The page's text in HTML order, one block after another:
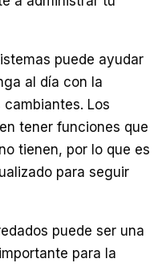
puede ayudar
al día con la
Los
tener funciones que
tienen, por lo que es
para seguir
puede ser una
para la